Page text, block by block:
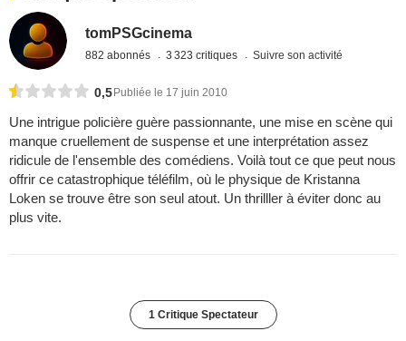
tomPSGcinema
882 abonnés 3 323 critiques Suivre son activité
0,5 Publiée le 17 juin 2010
Une intrigue policière guère passionnante, une mise en scène qui
manque cruellement de suspense et une interprétation assez
ridicule de l'ensemble des comédiens. Voilà tout ce que peut nous
offrir ce catastrophique téléfilm, où le physique de Kristanna
Loken se trouve être son seul atout. Un thrilller à éviter donc au
plus vite.
1 Critique Spectateur